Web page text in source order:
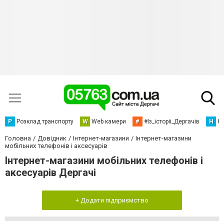
Р Розклад транспорту W Web камери # #Із_історіі_Дергачів Н
Головна Довідник Інтернет-магазини
Інтернет-магазини
мобільних телефонів і аксесуарів
Інтернет-магазини мобільних телефонів і
аксесуарів Дергачі
+ Додати підприємство